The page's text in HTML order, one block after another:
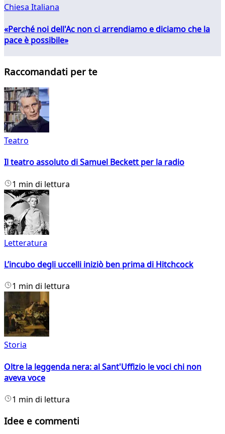
Chiesa Italiana
«Perché noi dell'Ac non ci arrendiamo e diciamo che la
pace è possibile»
Raccomandati per te
Teatro
Il teatro assoluto di Samuel Beckett per la radio
1 min di lettura
Letteratura
L’incubo degli uccelli iniziò ben prima di Hitchcock
1 min di lettura
Storia
Oltre la leggenda nera: al Sant'Uffizio le voci chi non
aveva voce
1 min di lettura
Idee e commenti